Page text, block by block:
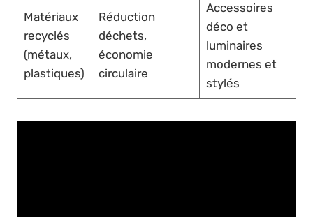
Matériaux
recyclés
(métaux,
plastiques)
Réduction
déchets,
économie
circulaire
Accessoires
déco et
luminaires
modernes et
stylés